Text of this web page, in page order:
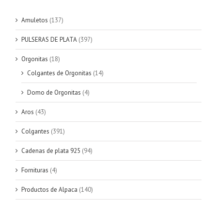
Amuletos (137)
PULSERAS DE PLATA (397)
Orgonitas (18)
Colgantes de Orgonitas (14)
Domo de Orgonitas (4)
Aros (43)
Colgantes (391)
Cadenas de plata 925 (94)
Fornituras (4)
Productos de Alpaca (140)